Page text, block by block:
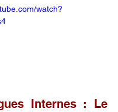
watch?
Internes : Le